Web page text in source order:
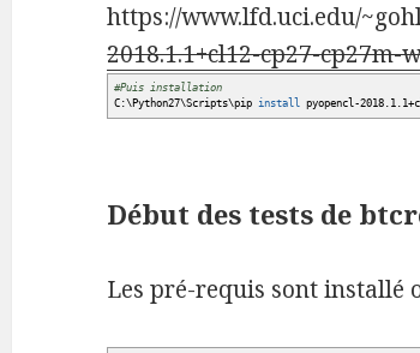
https://www.lfd.uci.edu/
2018.1.1+cl12-cp27-cp27m-
#Puis installation
C:\Python27\Scripts\pipinstall pyopencl-
Début des tests de
Les pré-requis sont installé